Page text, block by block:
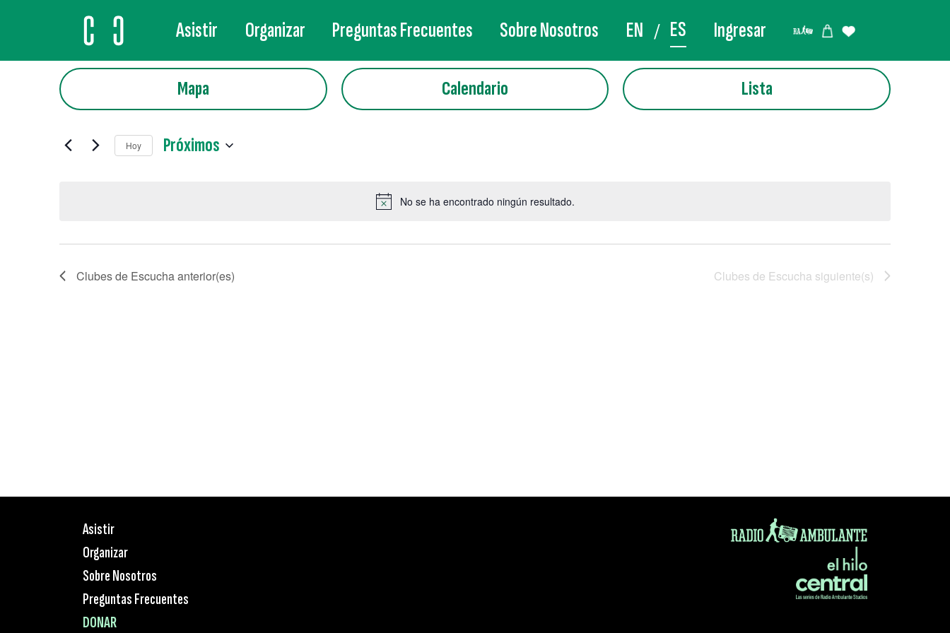
MAIN NAVIGATION
Asistir Organizar Preguntas Frecuentes Sobre Nosotros EN ES Ingresar
Aviso
No se ha encontrado ningún resultado.
Mapa Calendario Lista
Hoy Próximos
Clubes de Escuchaanterior(es) Clubes de Escucha siguiente(s)
Asistir
Organizar
Sobre Nosotros
Preguntas Frecuentes
DONAR